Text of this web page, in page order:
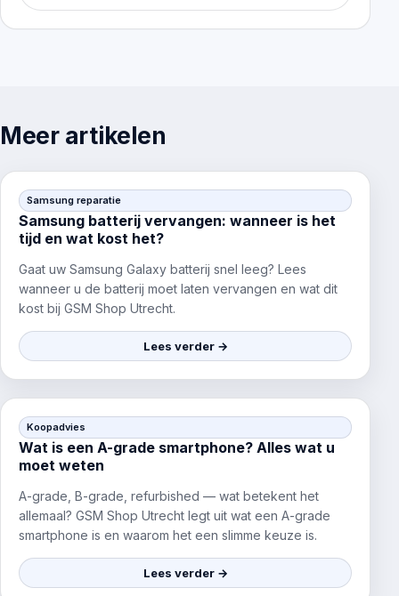
Meer artikelen
Samsung reparatie
Samsung batterij vervangen: wanneer is het
tijd en wat kost het?
Gaat uw Samsung Galaxy batterij snel leeg? Lees
wanneer u de batterij moet laten vervangen en wat dit
kost bij GSM Shop Utrecht.
Lees verder →
Koopadvies
Wat is een A-grade smartphone? Alles wat u
moet weten
A-grade, B-grade, refurbished — wat betekent het
allemaal? GSM Shop Utrecht legt uit wat een A-grade
smartphone is en waarom het een slimme keuze is.
Lees verder →